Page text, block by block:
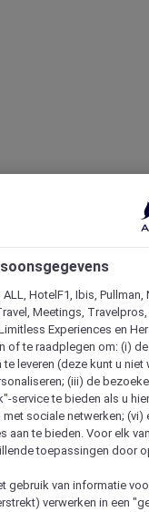
HotelF1, Ibis,
Meetings,
Experiences en
of te raadplegen om: (i)
leveren (deze kunt u
(iii) de
service te bieden als u
sociale netwerken;
aan te bieden. Voor elk
toepassingen door
gebruik van informatie
verwerken in een